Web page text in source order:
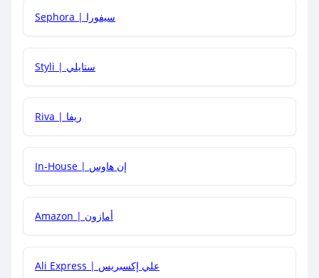
هل يمكنني جمع كود خصم مع العروض الأخرى؟
Sephora | سيفورا
Styli | ستايلي
Riva | ريفا
In-House | إن هاوس
Amazon | أمازون
Ali Express | علي إكسبريس